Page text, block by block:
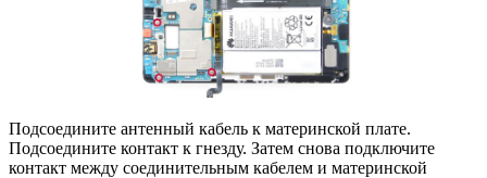
Подсоедините антенный кабель к материнской плате.
Подсоедините контакт к гнезду. Затем снова подключите
контакт между соединительным кабелем и материнской